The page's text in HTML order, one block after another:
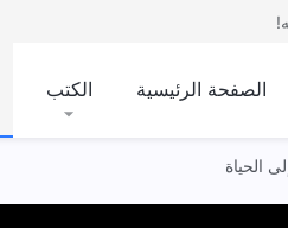
الصفحة الرئيسية الكتب
الحياة